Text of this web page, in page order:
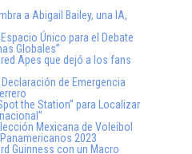
a Abigail Bailey, una IA,
Espacio Único para el Debate
Globales”
Apes que dejó a los fans
de Emergencia
the Station” para Localizar
Mexicana de Voleibol
2023
Guinness con un Macro